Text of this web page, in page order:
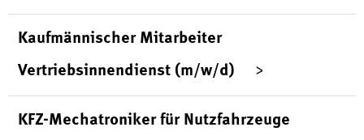
Kaufmännischer Mitarbeiter
Vertriebsinnendienst (m/w/d)
KFZ-Mechatroniker für Nutzfahrzeuge